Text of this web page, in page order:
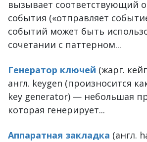
вызывает соответствующий
события («отправляет
событий может быть
сочетании с паттерном...
Генератор ключей (жарг.
англ. keygen (произносится
key generator) — небольшая
которая генерирует...
Аппаратная закладка (англ.